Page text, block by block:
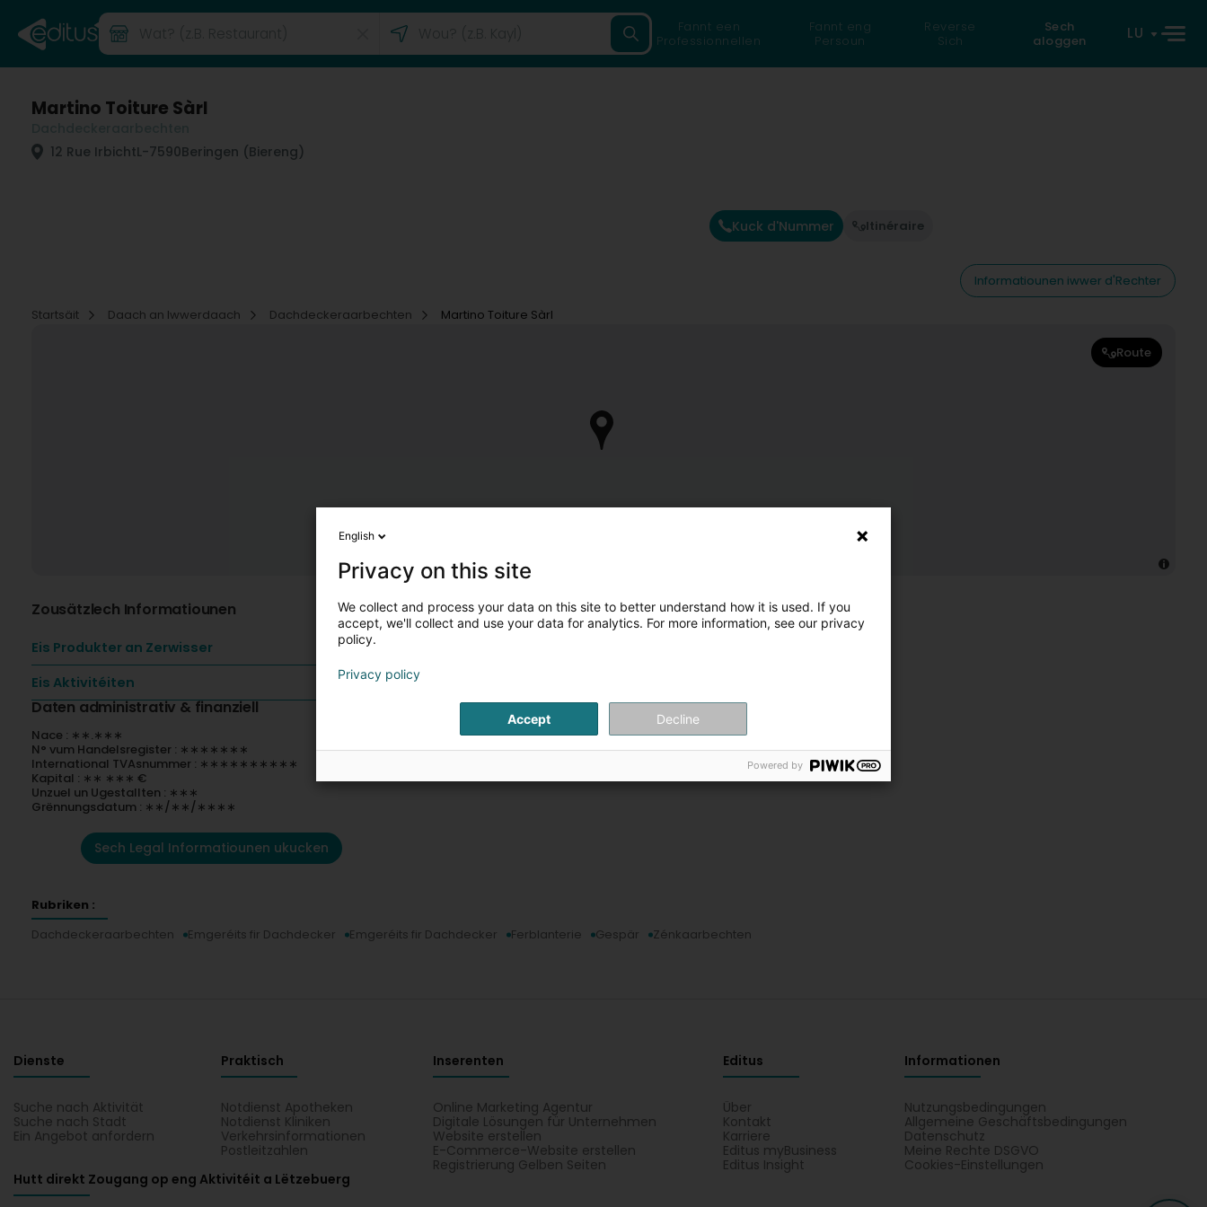
Fannt een
Professionnellen
Fannt eng
Persoun
Reverse
Sich
Sech
aloggen
LU
Martino Toiture Sàrl
12 Rue IrbichtL-7590Beringen (Biereng)
Kuck d'Nummer Itinéraire
Informatiounen iwwer d'Rechter
Startsäit
Daach an Iwwerdaach Dachdeckeraarbechten Martino Toiture Sàrl
Route
Zousätzlech Informatiounen
Eis Produkter an Zerwisser
Eis Aktivitéiten
Daten administrativ & finanziell
Nace : ∗∗.∗∗∗
N° vum Handelsregister : ∗∗∗∗∗∗∗
International TVAsnummer : ∗∗∗∗∗∗∗∗∗∗
Kapital : ∗∗ ∗∗∗ €
Unzuel un Ugestallten : ∗∗∗
Grënnungsdatum : ∗∗/∗∗/∗∗∗∗
Sech Legal Informatiounen ukucken
Rubriken :
Dachdeckeraarbechten
Emgeréits fir Dachdecker Emgeréits fir Dachdecker Ferblanterie Gespär Zénkaarbechten
Dienste
Suche nach Aktivität
Suche nach Stadt
Ein Angebot anfordern
Praktisch
Notdienst Apotheken
Notdienst Kliniken
Verkehrsinformationen
Postleitzahlen
Inserenten
Online Marketing Agentur
Digitale Lösungen für Unternehmen
Website erstellen
E-Commerce-Website erstellen
Registrierung Gelben Seiten
Editus
Über
Kontakt
Karriere
Editus myBusiness
Editus Insight
Informationen
Nutzungsbedingungen
Allgemeine Geschäftsbedingungen
Datenschutz
Meine Rechte DSGVO
Cookies-Einstellungen
Hutt direkt Zougang op eng Aktivitéit a Lëtzebuerg
English
Privacy on this site
We collect and process your data on this site to better understand how it is used. If you
accept, we'll collect and use your data for analytics. For more information, see our privacy
policy.
Privacy policy
Accept Decline
Powered by